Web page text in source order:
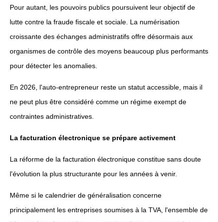
Pour autant, les pouvoirs publics poursuivent leur objectif de
lutte contre la fraude fiscale et sociale. La numérisation
croissante des échanges administratifs offre désormais aux
organismes de contrôle des moyens beaucoup plus performants
pour détecter les anomalies.
En 2026, l'auto-entrepreneur reste un statut accessible, mais il
ne peut plus être considéré comme un régime exempt de
contraintes administratives.
La facturation électronique se prépare activement
La réforme de la facturation électronique constitue sans doute
l'évolution la plus structurante pour les années à venir.
Même si le calendrier de généralisation concerne
principalement les entreprises soumises à la TVA, l'ensemble de